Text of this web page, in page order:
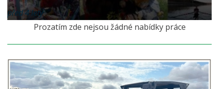
před 4 lety
Prozatím zde nejsou žádné nabídky práce